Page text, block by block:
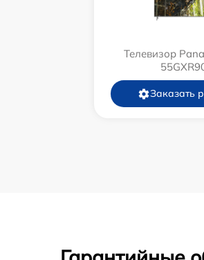
Телевизор
Заказать